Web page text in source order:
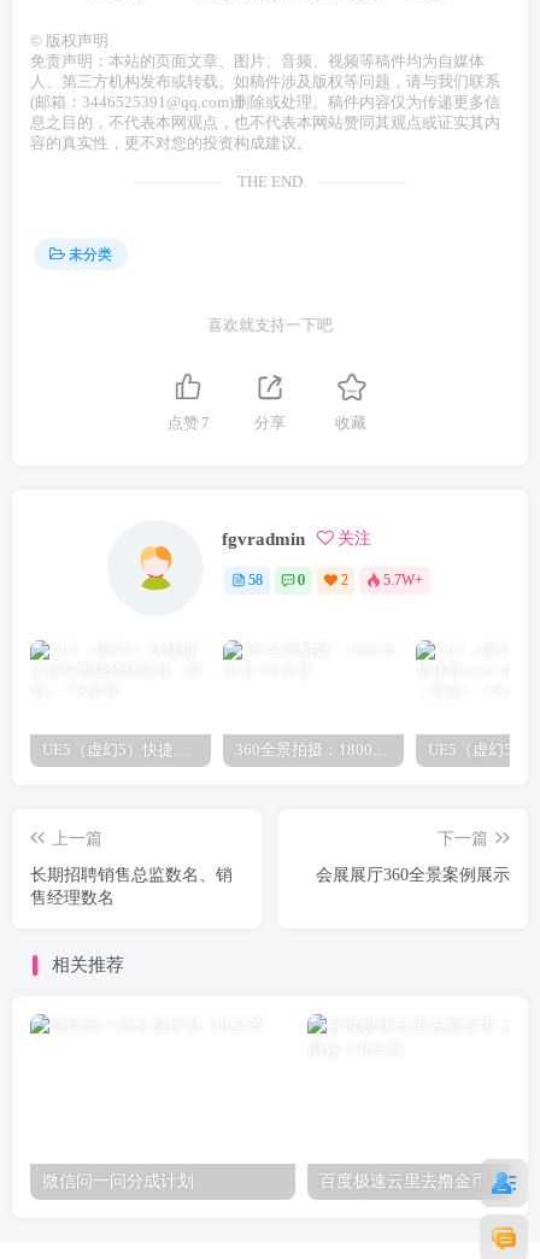
© 版权声明
免责声明：本站的页面文章、图片、音频、视频等稿件均为自媒体
人、第三方机构发布或转载。如稿件涉及版权等问题，请与我们联系
(邮箱：3446525391@qq.com)删除或处理。稿件内容仅为传递更多信
息之目的，不代表本网观点，也不代表本网站赞同其观点或证实其内
容的真实性，更不对您的投资构成建议。
THE END
未分类
喜欢就支持一下吧
点赞 7 分享 收藏
fgvradmin 关注
58 0 2 5.7W+
上一篇
长期招聘销售总监数名、销
售经理数名
下一篇
会展展厅360全景案例展示
相关推荐
微信问一问分成计划